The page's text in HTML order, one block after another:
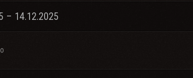
– 14.12.2025